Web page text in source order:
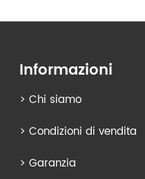
Informazioni
> Chi siamo
> Condizioni di vendita
> Garanzia